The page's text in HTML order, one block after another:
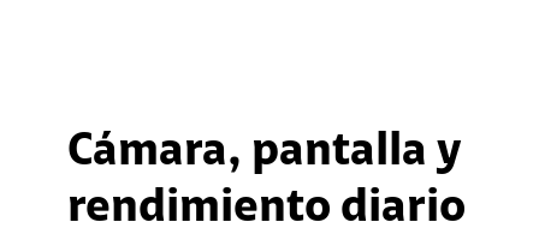
Cámara, pantalla y
rendimiento diario